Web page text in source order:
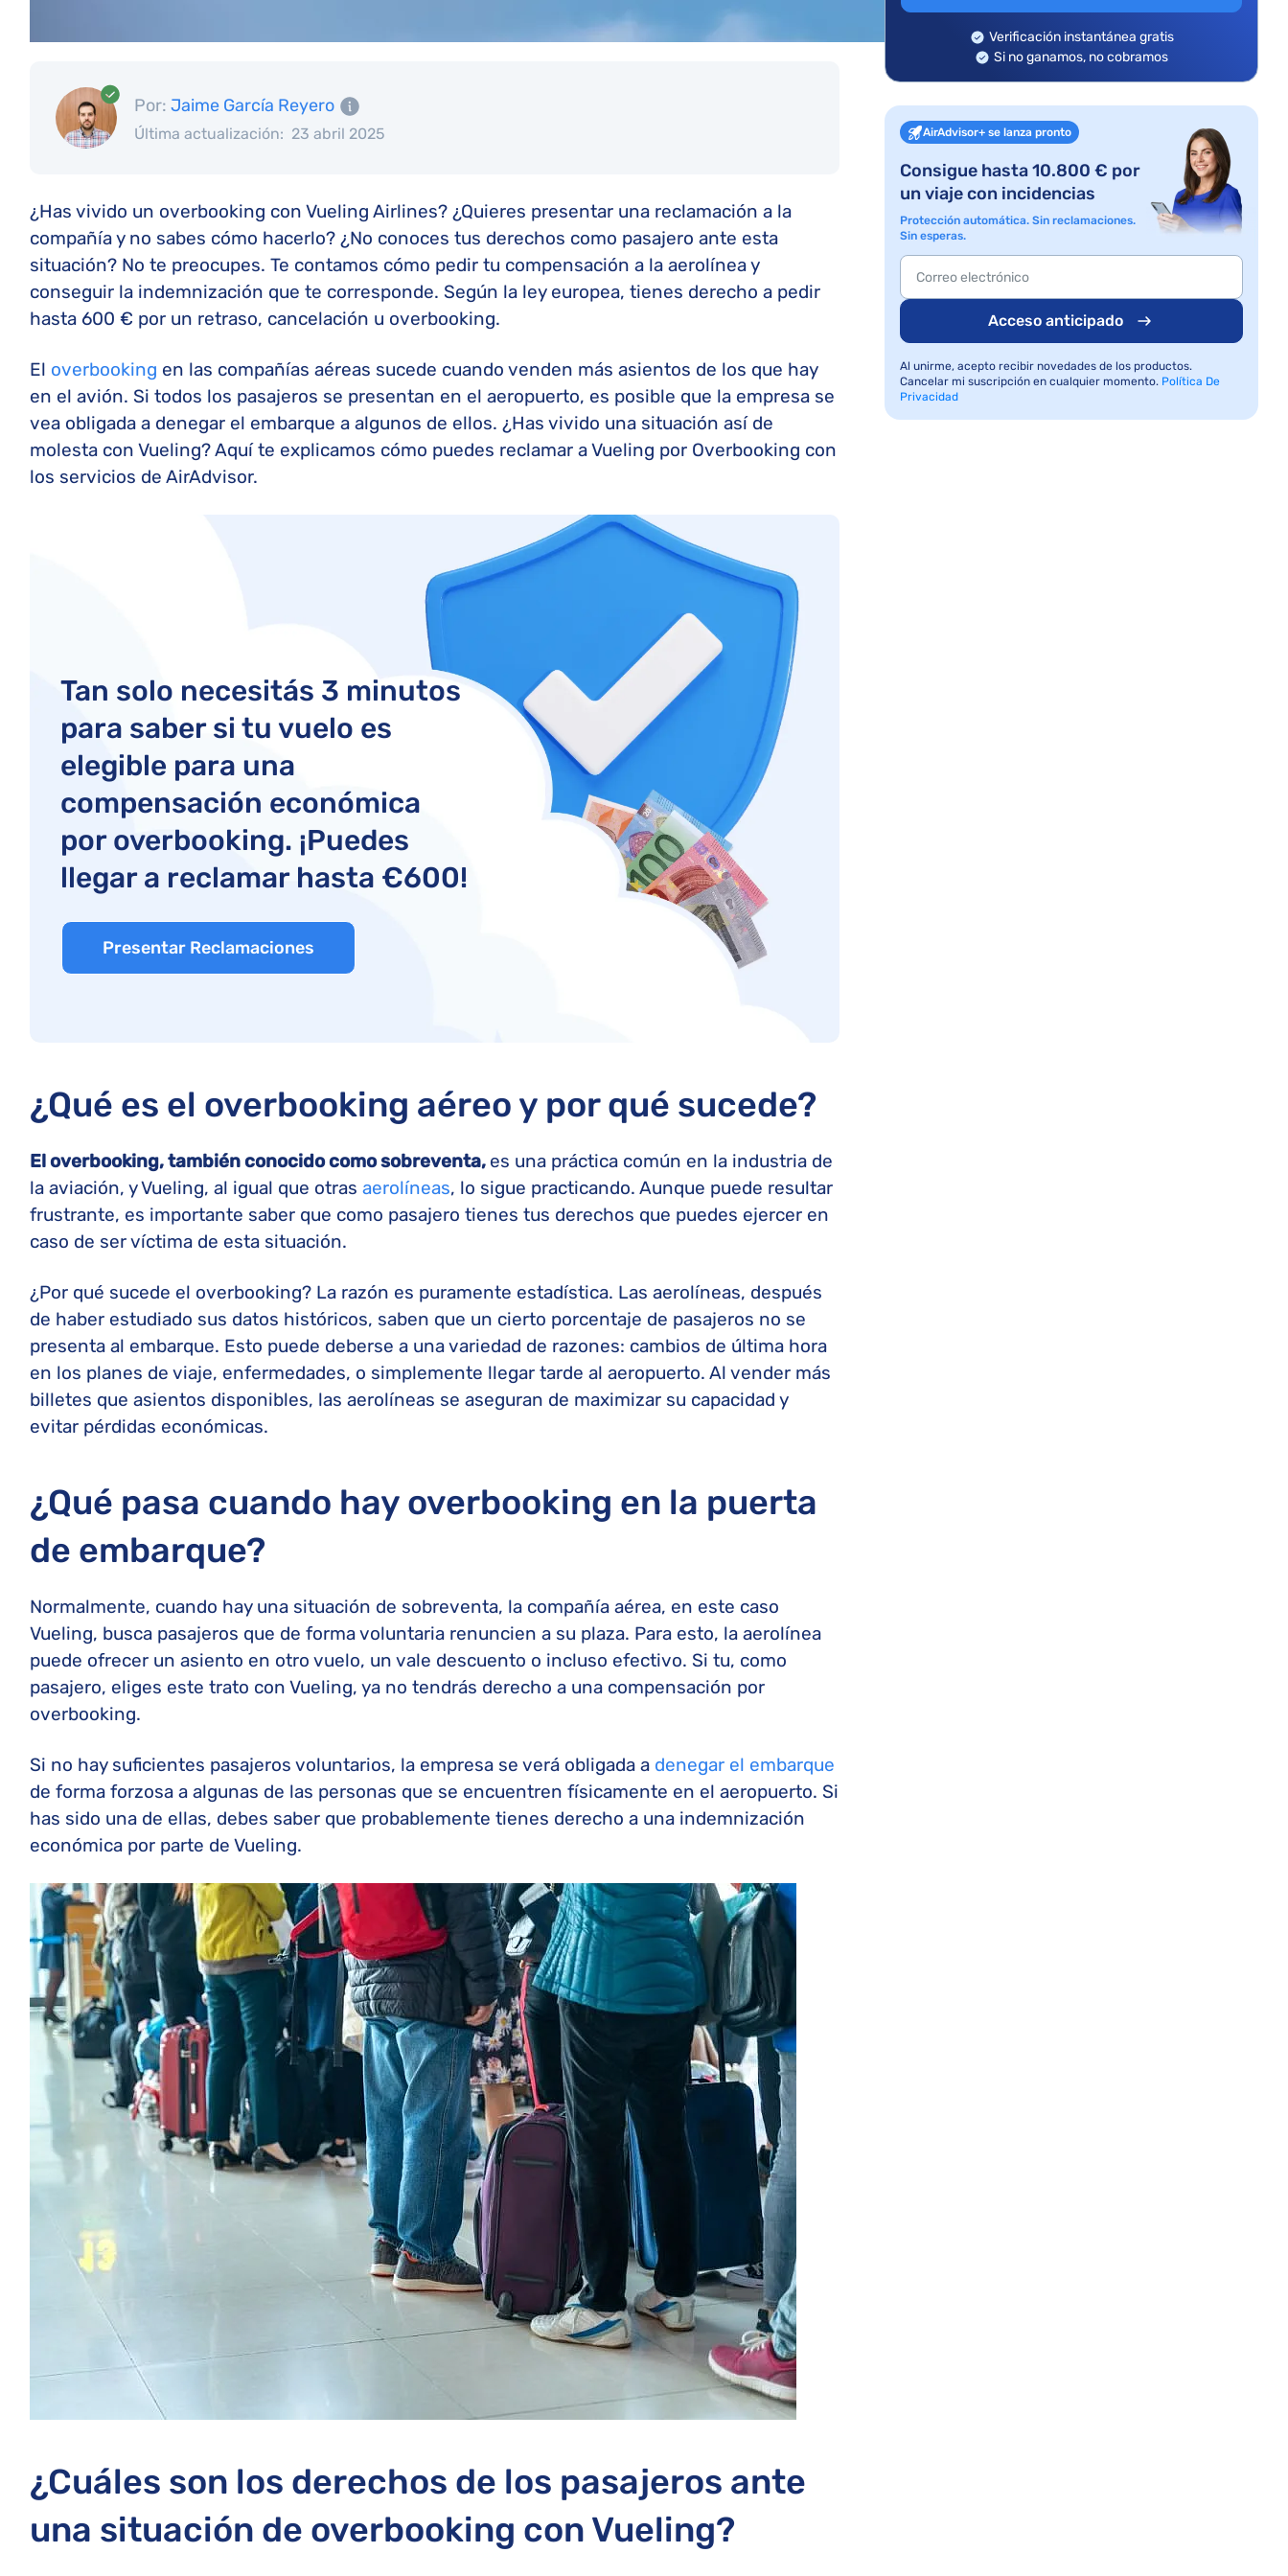
Por: Jaime García Reyero
Última actualización: 23 abril 2025
¿Has vivido un overbooking con Vueling Airlines? ¿Quieres presentar una reclamación a la
compañía y no sabes cómo hacerlo? ¿No conoces tus derechos como pasajero ante esta
situación? No te preocupes. Te contamos cómo pedir tu compensación a la aerolínea y
conseguir la indemnización que te corresponde. Según la ley europea, tienes derecho a pedir
hasta 600 € por un retraso, cancelación u overbooking.
El overbooking en las compañías aéreas sucede cuando venden más asientos de los que hay
en el avión. Si todos los pasajeros se presentan en el aeropuerto, es posible que la empresa se
vea obligada a denegar el embarque a algunos de ellos. ¿Has vivido una situación así de
molesta con Vueling? Aquí te explicamos cómo puedes reclamar a Vueling por Overbooking con
los servicios de AirAdvisor.
Tan solo necesitás 3 minutos
para saber si tu vuelo es
elegible para una
compensación económica
por overbooking. ¡Puedes
llegar a reclamar hasta €600!
Presentar Reclamaciones
¿Qué es el overbooking aéreo y por qué sucede?
El overbooking, también conocido como sobreventa, es una práctica común en la industria de
la aviación, y Vueling, al igual que otras aerolíneas, lo sigue practicando. Aunque puede resultar
frustrante, es importante saber que como pasajero tienes tus derechos que puedes ejercer en
caso de ser víctima de esta situación.
¿Por qué sucede el overbooking? La razón es puramente estadística. Las aerolíneas, después
de haber estudiado sus datos históricos, saben que un cierto porcentaje de pasajeros no se
presenta al embarque. Esto puede deberse a una variedad de razones: cambios de última hora
en los planes de viaje, enfermedades, o simplemente llegar tarde al aeropuerto. Al vender más
billetes que asientos disponibles, las aerolíneas se aseguran de maximizar su capacidad y
evitar pérdidas económicas.
¿Qué pasa cuando hay overbooking en la puerta
de embarque?
Normalmente, cuando hay una situación de sobreventa, la compañía aérea, en este caso
Vueling, busca pasajeros que de forma voluntaria renuncien a su plaza. Para esto, la aerolínea
puede ofrecer un asiento en otro vuelo, un vale descuento o incluso efectivo. Si tu, como
pasajero, eliges este trato con Vueling, ya no tendrás derecho a una compensación por
overbooking.
Si no hay suficientes pasajeros voluntarios, la empresa se verá obligada a denegar el embarque
de forma forzosa a algunas de las personas que se encuentren físicamente en el aeropuerto. Si
has sido una de ellas, debes saber que probablemente tienes derecho a una indemnización
económica por parte de Vueling.
¿Cuáles son los derechos de los pasajeros ante
una situación de overbooking con Vueling?
Verificación instantánea gratis
Si no ganamos, no cobramos
AirAdvisor+ se lanza pronto
Consigue hasta 10.800 € por
un viaje con incidencias
Protección automática. Sin reclamaciones.
Sin esperas.
Acceso anticipado
Al unirme, acepto recibir novedades de los productos.
Cancelar mi suscripción en cualquier momento. Política De
Privacidad